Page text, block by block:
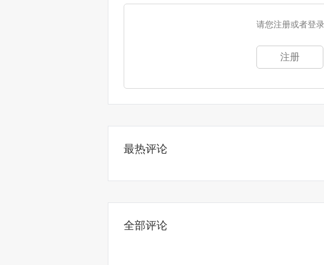
请您注册或者登
注册
最热评论
全部评论